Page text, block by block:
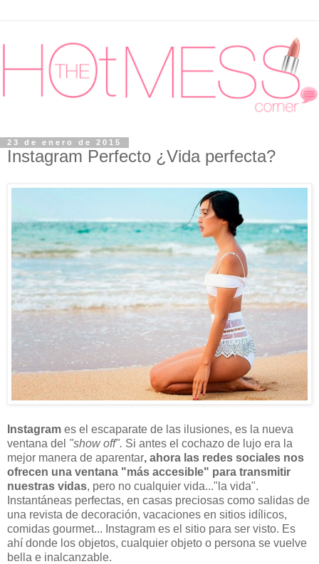
23 de enero de 2015
Instagram Perfecto ¿Vida perfecta?
Instagram es el escaparate de las ilusiones, es la nueva
ventana del "show off". Si antes el cochazo de lujo era la
mejor manera de aparentar, ahora las redes sociales nos
ofrecen una ventana "más accesible" para transmitir
nuestras vidas, pero no cualquier vida..."la vida".
Instantáneas perfectas, en casas preciosas como salidas de
una revista de decoración, vacaciones en sitios idílicos,
comidas gourmet... Instagram es el sitio para ser visto. Es
ahí donde los objetos, cualquier objeto o persona se vuelve
bella e inalcanzable.